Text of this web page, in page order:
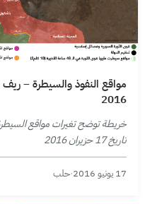
2016
خريطة توضح تغيرات مواقع
تاريخ 17 حزيران 2016
17 يونيو 2016 ·حلب